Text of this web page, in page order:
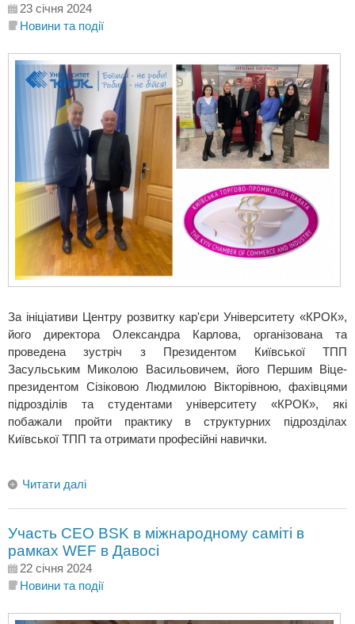
23 січня 2024
Новини та події
За ініціативи Центру розвитку кар'єри Університету «КРОК»,
його директора Олександра Карлова, організована та
проведена зустріч з Президентом Київської ТПП
Засульським Миколою Васильовичем, його Першим Віце-
президентом Сізіковою Людмилою Вікторівною, фахівцями
підрозділів та студентами університету «КРОК», які
побажали пройти практику в структурних підрозділах
Київської ТПП та отримати професійні навички.
Читати далі
Участь СЕО BSK в міжнародному саміті в
рамках WEF в Давосі
22 січня 2024
Новини та події